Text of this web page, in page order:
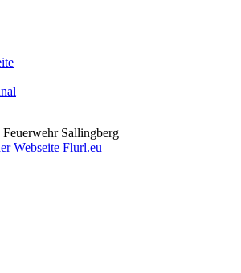
Sallingberg